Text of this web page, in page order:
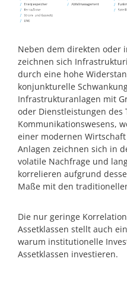
Neben dem direkten oder
zeichnen sich
durch eine hohe
konjunkturelle
Infrastrukturanlagen mit
oder Dienstleistungen des
Kommunikationswesens,
einer modernen
Anlagen zeichnen sich in
volatile Nachfrage und
korrelieren aufgrund
Maße mit den
Die nur geringe
Assetklassen stellt auch
warum institutionelle
Assetklassen investieren.